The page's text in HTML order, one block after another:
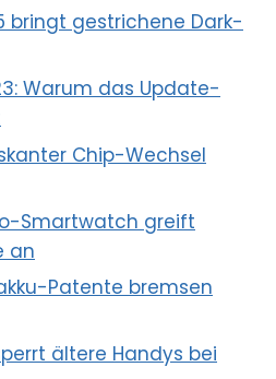
bringt gestrichene Dark-
Warum das Update-
Chip-Wechsel
Smartwatch greift
an
Patente bremsen
ältere Handys bei